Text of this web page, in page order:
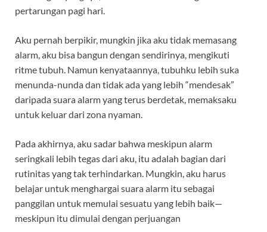
pertarungan pagi hari.
Aku pernah berpikir, mungkin jika aku tidak memasang
alarm, aku bisa bangun dengan sendirinya, mengikuti
ritme tubuh. Namun kenyataannya, tubuhku lebih suka
menunda-nunda dan tidak ada yang lebih “mendesak”
daripada suara alarm yang terus berdetak, memaksaku
untuk keluar dari zona nyaman.
Pada akhirnya, aku sadar bahwa meskipun alarm
seringkali lebih tegas dari aku, itu adalah bagian dari
rutinitas yang tak terhindarkan. Mungkin, aku harus
belajar untuk menghargai suara alarm itu sebagai
panggilan untuk memulai sesuatu yang lebih baik—
meskipun itu dimulai dengan perjuangan